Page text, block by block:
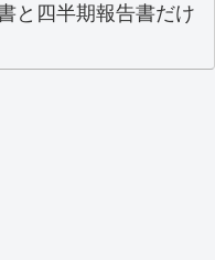
と四半期報告書だけ